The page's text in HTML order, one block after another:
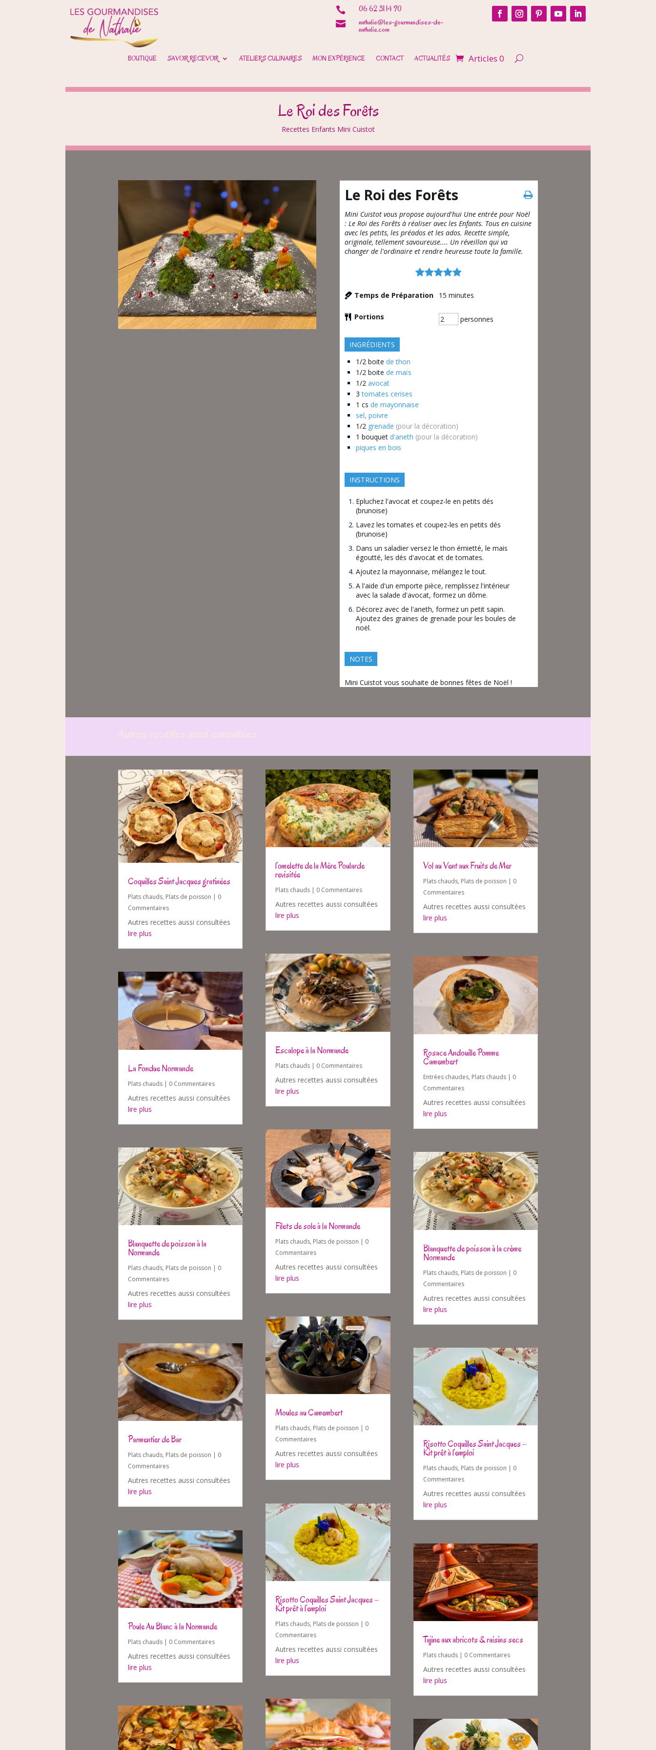

06 62 31 14 90

nathalie@les-gourmandises-de-
nathalie.com
BOUTIQUE SAVOIR RECEVOIR ATELIERS CULINAIRES MON EXPÉRIENCE CONTACT ACTUALITÉS Articles 0
Le Roi des Forêts
Recettes Enfants Mini Cuistot
Le Roi des Forêts
Mini Cuistot vous propose aujourd'hui Une entrée pour Noël
: Le Roi des Forêts à réaliser avec les Enfants. Tous en cuisine
avec les petits, les préados et les ados. Recette simple,
originale, tellement savoureuse.... Un réveillon qui va
changer de l'ordinaire et rendre heureuse toute la famille.
Temps de Préparation 15 minutes
Portions personnes
INGRÉDIENTS
1/2 boite de thon
1/2 boite de maïs
1/2 avocat
3 tomates cerises
1 cs de mayonnaise
sel, poivre
1/2 grenade (pour la décoration)
1 bouquet d'aneth (pour la décoration)
piques en bois
INSTRUCTIONS
Epluchez l'avocat et coupez-le en petits dés
(brunoise)
Lavez les tomates et coupez-les en petits dés
(brunoise)
Dans un saladier versez le thon émietté, le mais
égoutté, les dés d'avocat et de tomates.
Ajoutez la mayonnaise, mélangez le tout.
A l'aide d'un emporte pièce, remplissez l'intérieur
avec la salade d'avocat, formez un dôme.
Décorez avec de l'aneth, formez un petit sapin.
Ajoutez des graines de grenade pour les boules de
noël.
NOTES
Mini Cuistot vous souhaite de bonnes fêtes de Noël !
Coquilles Saint Jacques gratinées
Plats chauds, Plats de poisson | 0
Commentaires
Autres recettes aussi consultées
lire plus
La Fondue Normande
Plats chauds| 0 Commentaires
Autres recettes aussi consultées
lire plus
Blanquette de poisson à la
Normande
Plats chauds, Plats de poisson | 0
Commentaires
Autres recettes aussi consultées
lire plus
Parmentier de Bar
Plats chauds, Plats de poisson | 0
Commentaires
Autres recettes aussi consultées
lire plus
Poule Au Blanc à la Normande
Plats chauds| 0 Commentaires
Autres recettes aussi consultées
lire plus
l’omelette de la Mère Poularde
revisitée
Plats chauds | 0 Commentaires
Autres recettes aussi consultées
lire plus
Escalope à la Normande
Plats chauds | 0 Commentaires
Autres recettes aussi consultées
lire plus
Filets de sole à la Normande
Plats chauds, Plats de poisson | 0
Commentaires
Autres recettes aussi consultées
lire plus
Moules au Camembert
Plats chauds, Plats de poisson | 0
Commentaires
Autres recettes aussi consultées
lire plus
Risotto Coquilles Saint Jacques –
Kit prêt à l’emploi
Plats chauds, Plats de poisson | 0
Commentaires
Autres recettes aussi consultées
lire plus
Vol au Vent aux Fruits de Mer
Plats chauds, Plats de poisson | 0
Commentaires
Autres recettes aussi consultées
lire plus
Rosace Andouille Pomme
Camembert
Entrées chaudes, Plats chauds| 0
Commentaires
Autres recettes aussi consultées
lire plus
Blanquette de poisson à la crème
Normande
Plats chauds, Plats de poisson | 0
Commentaires
Autres recettes aussi consultées
lire plus
Risotto Coquilles Saint Jacques –
Kit prêt à l’emploi
Plats chauds, Plats de poisson | 0
Commentaires
Autres recettes aussi consultées
lire plus
Tajine aux abricots & raisins secs
Plats chauds| 0 Commentaires
Autres recettes aussi consultées
lire plus